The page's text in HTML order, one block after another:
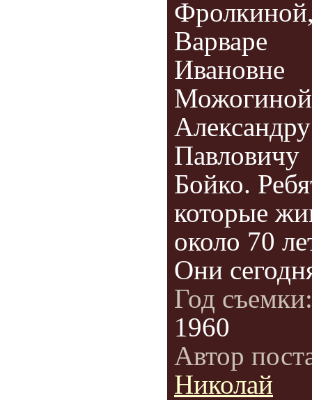
Варваре
Ивановне
Александру
Павловичу
Бойко.
которые
около 70
Они
Год
1960
Автор
Николай